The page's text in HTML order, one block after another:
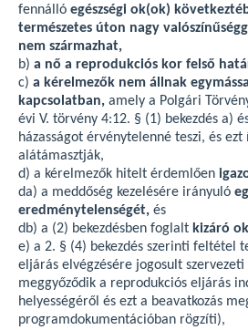
fennálló egészségi ok(ok)
természetes úton nagy
nem származhat,
b) a nő a reprodukciós kor felső
c) a kérelmezők nem állnak
kapcsolatban, amely a Polgári
évi V. törvény 4:12. § (1) bekezdés a)
házasságot érvénytelenné teszi, és
alátámasztják,
d) a kérelmezők hitelt érdemlően
da) a meddőség kezelésére irányuló
eredménytelenségét, és
db) a (2) bekezdésben foglalt kizáró
e) a 2. § (4) bekezdés szerinti feltétel
eljárás elvégzésére jogosult szervezeti
meggyőződik a reprodukciós eljárás
helyességéről és ezt a beavatkozás
programdokumentációban rögzíti),